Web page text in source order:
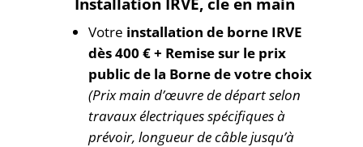
Votre installation de borne IRVE
dès 400 € + Remise sur le prix
public de la Borne de votre choix
(Prix main d’œuvre de départ selon
travaux électriques spécifiques à
prévoir, longueur de câble jusqu’à